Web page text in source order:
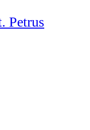
Petrus